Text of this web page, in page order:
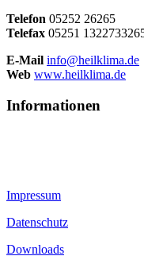
Telefon 05252 26265
Telefax 05251
E-Mail info@heilklima.de
Web www.heilklima.de
Informationen
Impressum
Datenschutz
Downloads